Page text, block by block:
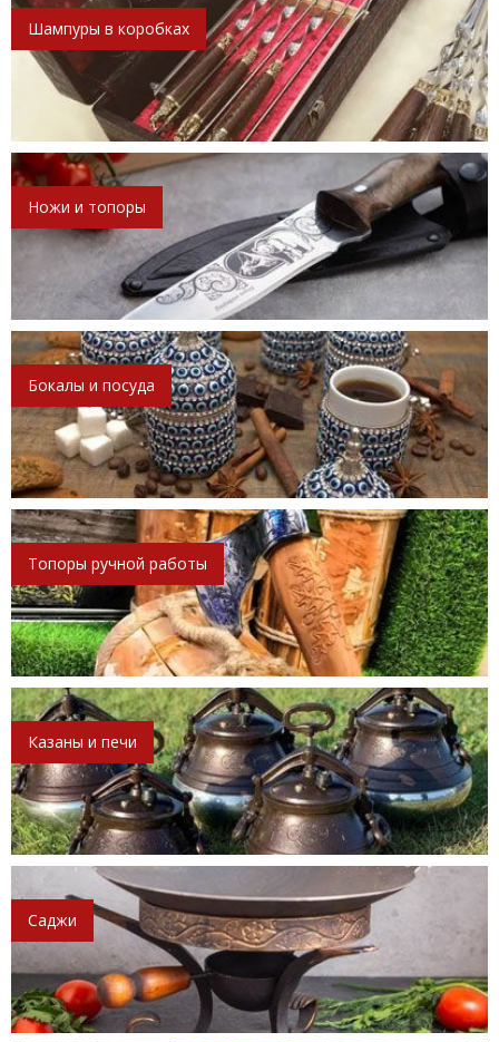
Шампуры в коробках
Ножи и топоры
Бокалы и посуда
Топоры ручной работы
Казаны и печи
Саджи